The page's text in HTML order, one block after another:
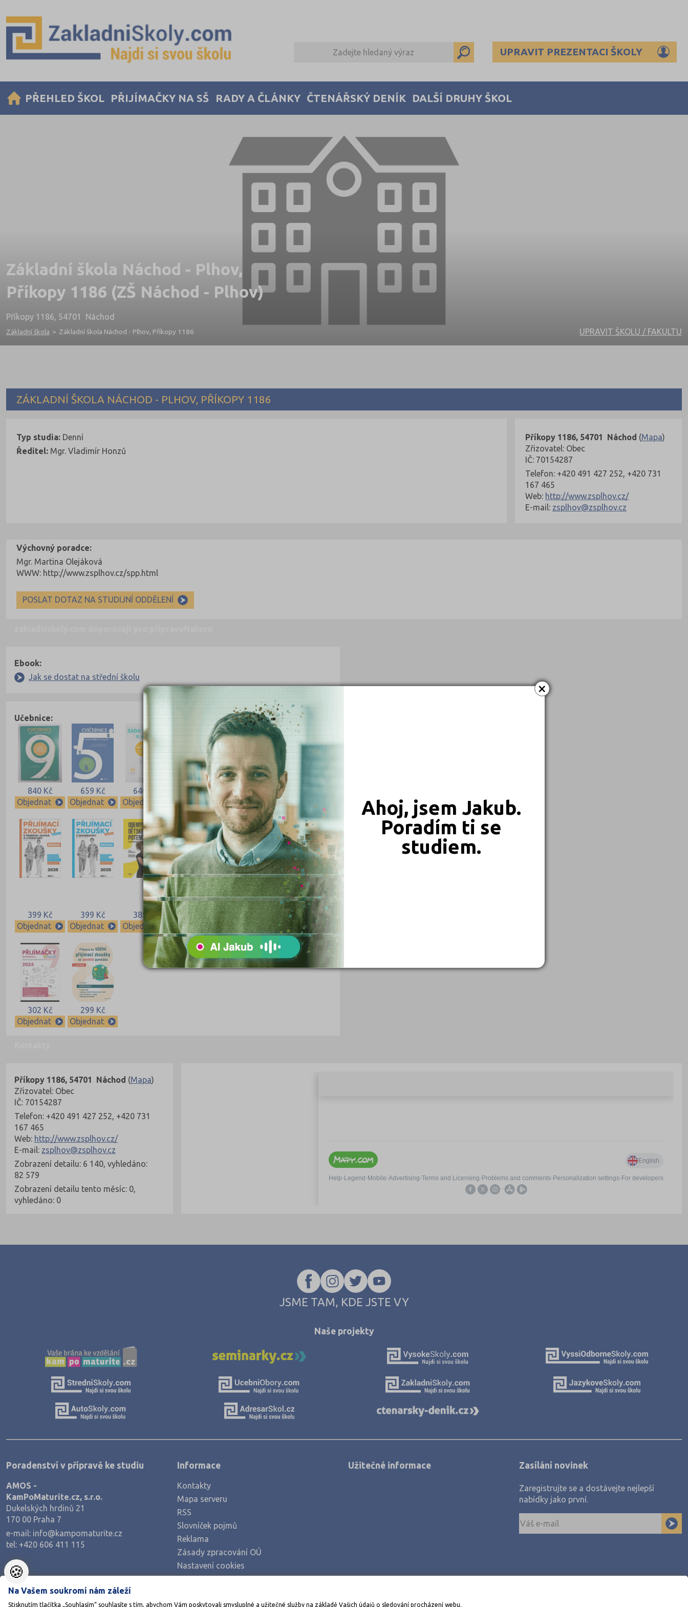
×
Ahoj, jsem Jakub.
Poradím ti se
studiem.
UPRAVIT PREZENTACI ŠKOLY
PŘEHLED ŠKOL PŘIJÍMAČKY NA SŠ RADY A ČLÁNKY ČTENÁŘSKÝ DENÍK DALŠÍ DRUHY ŠKOL
Základní škola Náchod - Plhov,
Příkopy 1186 (ZŠ Náchod - Plhov)
Příkopy 1186, 54701 Náchod
Základní škola > Základní škola Náchod - Plhov, Příkopy 1186 UPRAVIT ŠKOLU / FAKULTU
ZÁKLADNÍ ŠKOLA NÁCHOD - PLHOV, PŘÍKOPY 1186
Příkopy 1186, 54701 Náchod (Mapa)
Zřizovatel: Obec
IČ: 70154287
Telefon: +420 491 427 252, +420 731
167 465
Web: http://www.zsplhov.cz/
E-mail: zsplhov@zsplhov.cz
Typ studia: Denní
Ředitel: Mgr. Vladimír Honzů
Výchovný poradce:
Mgr. Martina Olejáková
WWW: http://www.zsplhov.cz/spp.html
POSLAT DOTAZ NA STUDIJNÍ ODDĚLENÍ
Ebook:
Jak se dostat na střední školu
Učebnice:
840 Kč
Objednat
659 Kč
Objednat
640 Kč
Objednat
640 Kč
Objednat
549 Kč
Objednat
450 Kč
Objednat
399 Kč
Objednat
399 Kč
Objednat
389 Kč
Objednat
339 Kč
Objednat
339 Kč
Objednat
331 Kč
Objednat
302 Kč
Objednat
299 Kč
Objednat
Příkopy 1186, 54701 Náchod (Mapa)
Zřizovatel: Obec
IČ: 70154287
Telefon: +420 491 427 252, +420 731
167 465
Web: http://www.zsplhov.cz/
E-mail: zsplhov@zsplhov.cz
Zobrazení detailu: 6 140, vyhledáno:
82 579
Zobrazení detailu tento měsíc: 0,
vyhledáno: 0
JSME TAM, KDE JSTE VY
Naše projekty
Poradenství v přípravě ke studiu
AMOS -
KamPoMaturite.cz, s.r.o.
Dukelských hrdinů 21
170 00 Praha 7
e-mail: info@kampomaturite.cz
tel: +420 606 411 115
Informace
Kontakty
Mapa serveru
RSS
Slovníček pojmů
Reklama
Zásady zpracování OÚ
Nastavení cookies
Stáhněte si aplikaci Adresář škol
Užitečné informace Zasílání novinek
Zaregistrujte se a dostávejte nejlepší
nabídky jako první.
🍪
Na Vašem soukromí nám záleží
Stisknutím tlačítka „Souhlasím“ souhlasíte s tím, abychom Vám poskytovali smysluplné a užitečné služby na základě Vašich údajů o sledování procházení webu.